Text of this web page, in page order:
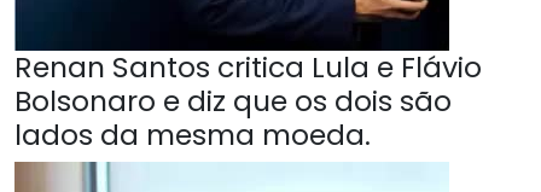
Renan Santos critica Lula e Flávio
Bolsonaro e diz que os dois são
lados da mesma moeda.